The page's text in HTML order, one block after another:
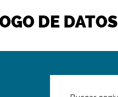
DE DATOS